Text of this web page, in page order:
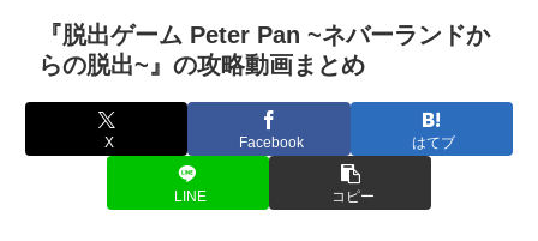
『脱出ゲーム Peter Pan ~ネバーランドか
らの脱出~』の攻略動画まとめ
X Facebook はてブ
LINE コピー